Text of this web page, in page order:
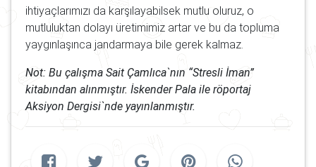
ihtiyaçlarımızı da karşılayabilsek mutlu oluruz, o
mutluluktan dolayı üretimimiz artar ve bu da topluma
yaygınlaşınca jandarmaya bile gerek kalmaz.
Not: Bu çalışma Sait Çamlıca`nın “Stresli İman”
kitabından alınmıştır. İskender Pala ile röportaj
Aksiyon Dergisi`nde yayınlanmıştır.